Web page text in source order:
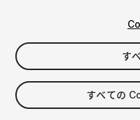
$7
消費税は決済時に計算されます
す
すべての